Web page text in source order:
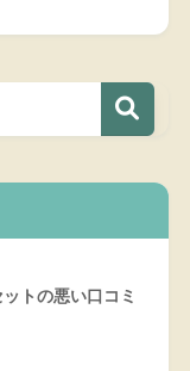
トの悪い口コミ